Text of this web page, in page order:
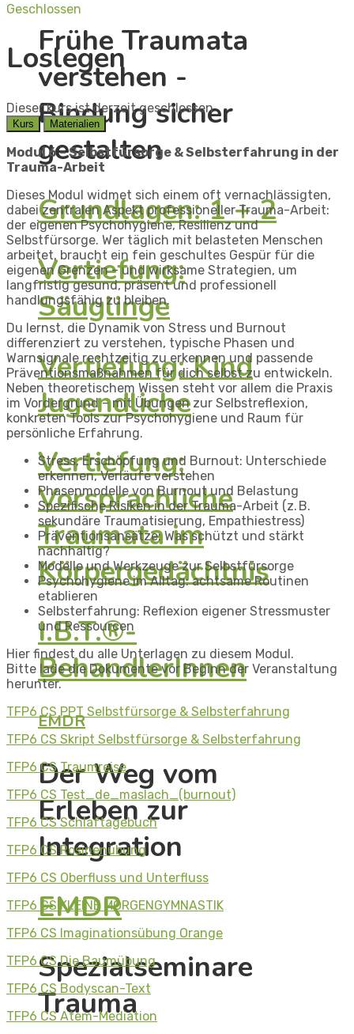
Frühe Traumata
verstehen -
Bindung sicher
gestalten
Grundlagen: 1 + 2
Vertiefung:
Säuglinge
Vertiefung: Kind
Jugendliche
Vertiefung:
Vorsprachliche
Traumata im
Körpergedächtnis
I.B.T.®-
BehandlerInnen
EMDR
Der Weg vom
Erleben zur
Integration
EMDR
Spezialseminare
Trauma
Geschlossen
Loslegen
Dieser kurs ist derzeit geschlossen
Kurs Materialien
Modul 6 –Selbstfürsorge & Selbsterfahrung in der
Trauma-Arbeit
Dieses Modul widmet sich einem oft vernachlässigten,
dabei zentralen Aspekt professioneller Trauma-Arbeit:
der eigenen Psychohygiene, Resilienz und
Selbstfürsorge. Wer täglich mit belasteten Menschen
arbeitet, braucht ein fein geschultes Gespür für die
eigenen Grenzen – und wirksame Strategien, um
langfristig gesund, präsent und professionell
handlungsfähig zu bleiben.
Du lernst, die Dynamik von Stress und Burnout
differenziert zu verstehen, typische Phasen und
Warnsignale rechtzeitig zu erkennen und passende
Präventionsmaßnahmen für dich selbst zu entwickeln.
Neben theoretischem Wissen steht vor allem die Praxis
im Vordergrund – mit Übungen zur Selbstreflexion,
konkreten Tools zur Psychohygiene und Raum für
persönliche Erfahrung.
Stress, Erschöpfung und Burnout: Unterschiede
erkennen, Verläufe verstehen
Phasenmodelle von Burnout und Belastung
Spezifische Risiken in der Trauma-Arbeit (z. B.
sekundäre Traumatisierung, Empathiestress)
Präventionsansätze: Was schützt und stärkt
nachhaltig?
Modelle und Werkzeuge zur Selbstfürsorge
Psychohygiene im Alltag: achtsame Routinen
etablieren
Selbsterfahrung: Reflexion eigener Stressmuster
und Ressourcen
Hier findest du alle Unterlagen zu diesem Modul.
Bitte lade die Dokumente vor Beginn der Veranstaltung
herunter.
TFP6 CS PPT Selbstfürsorge & Selbsterfahrung
TFP6 CS Skript Selbstfürsorge & Selbsterfahrung
TFP6 CS Traumreise
TFP6 CS Test_de_maslach_(burnout)
TFP6 CS Schlaftagebuch
TFP6 CS Rosinenübung
TFP6 CS Oberfluss und Unterfluss
TFP6 CS KLEINE MORGENGYMNASTIK
TFP6 CS Imaginationsübung Orange
TFP6 CS Die Baumübung
TFP6 CS Bodyscan-Text
TFP6 CS Atem-Mediation